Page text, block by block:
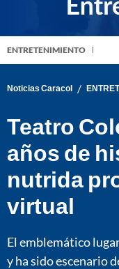
ENTRETENIMIENTO
Noticias Caracol /
Teatro
años de
nutrida
virtual
El emblemático
y ha sido escenario